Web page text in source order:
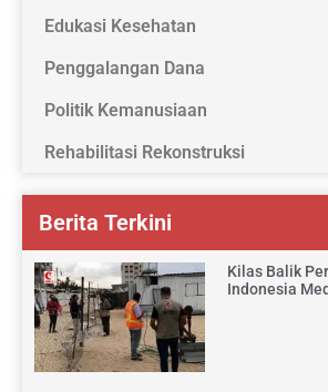
Edukasi Kesehatan
Penggalangan Dana
Politik Kemanusiaan
Rehabilitasi Rekonstruksi
Berita Terkini
Kilas Balik
Indonesia